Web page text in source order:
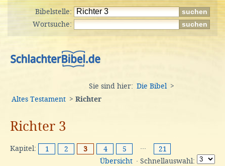
Bibelstelle:
Wortsuche:
Sie sind hier: Die Bibel
>
Altes Testament > Richter
Richter 3
Kapitel: 1 2 3 4 5 ···
21
Übersicht · Schnellauswahl: